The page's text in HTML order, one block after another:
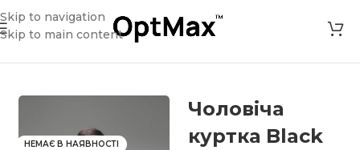
Skip to navigation
Skip to main content
Black Vinyl TC23-2193 весна, осінь. Колір Темно синій
НЕМАЄ В НАЯВНОСТІ
Чоловіча
куртка Black